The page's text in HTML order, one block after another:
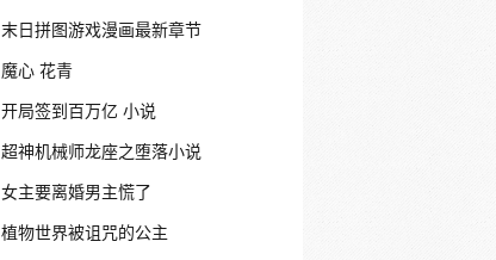
末日拼图游戏漫画最新章节
魔心 花青
开局签到百万亿 小说
超神机械师龙座之堕落小说
女主要离婚男主慌了
植物世界被诅咒的公主